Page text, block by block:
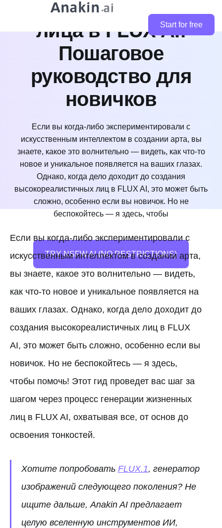
Start for free
ультрареалистичные
лица в FLUX AI:
Пошаговое
руководство для
новичков
Если вы когда-либо экспериментировали с
искусственным интеллектом в создании арта, вы
знаете, какое это волнительно — видеть, как что-то
новое и уникальное появляется на ваших глазах.
Однако, когда дело доходит до создания
высокореалистичных лиц в FLUX AI, это может быть
сложно, особенно если вы новичок. Но не
беспокойтесь — я здесь, чтобы
TRY NSFW AI (NO RESTRICTIONS)
Если вы когда-либо экспериментировали с
искусственным интеллектом в создании арта,
вы знаете, какое это волнительно — видеть,
как что-то новое и уникальное появляется на
ваших глазах. Однако, когда дело доходит до
создания высокореалистичных лиц в FLUX
AI, это может быть сложно, особенно если вы
новичок. Но не беспокойтесь — я здесь,
чтобы помочь! Этот гид проведет вас шаг за
шагом через процесс генерации жизненных
лиц в FLUX AI, охватывая все, от основ до
освоения тонкостей.
Хотите попробовать FLUX.1, генератор
изображений следующего поколения? Не
ищите дальше, Anakin AI предлагает
целую вселенную инструментов ИИ,